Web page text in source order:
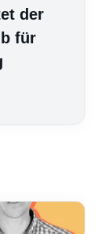
der
für